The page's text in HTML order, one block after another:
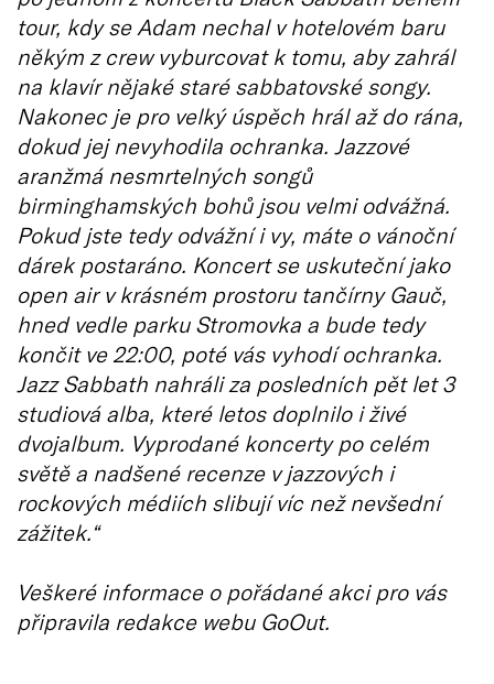
tour, kdy se Adam nechal v hotelovém baru
někým z crew vyburcovat k tomu, aby zahrál
na klavír nějaké staré sabbatovské songy.
Nakonec je pro velký úspěch hrál až do rána,
dokud jej nevyhodila ochranka. Jazzové
aranžmá nesmrtelných songů
birminghamských bohů jsou velmi odvážná.
Pokud jste tedy odvážní i vy, máte o vánoční
dárek postaráno. Koncert se uskuteční jako
open air v krásném prostoru tančírny Gauč,
hned vedle parku Stromovka a bude tedy
končit ve 22:00, poté vás vyhodí ochranka.
Jazz Sabbath nahráli za posledních pět let 3
studiová alba, které letos doplnilo i živé
dvojalbum. Vyprodané koncerty po celém
světě a nadšené recenze v jazzových i
rockových médiích slibují víc než nevšední
zážitek.“
Veškeré informace o pořádané akci pro vás
připravila redakce webu GoOut.